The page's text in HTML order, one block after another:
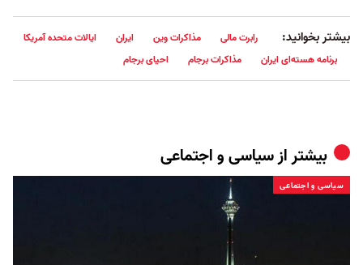
بیشتر بخوانید: رابرت مالی مذاکرات وین ایران
ایالات متحده آمریکا
برنامه هسته‌ای ایران
مذاکرات برجام احیای برجام
بیشتر ازسیاسی و اجتماعی
سیاسی و اجتماعی